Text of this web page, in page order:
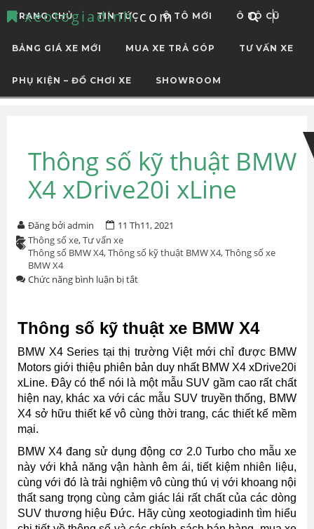
TRANG CHỦ TIN TỨC Ô TÔ MỚI Ô TÔ CŨ
BẢNG GIÁ XE MỚI MUA XE TRẢ GÓP TƯ VẤN XE
PHỤ KIỆN – ĐỒ CHƠI XE SHOWROOM
xeotogiadinh.com
Thông số kỹ thuật BMW
X4 xDrive20i xLine
Đăng bởi admin
11 Th11, 2021
Thông số xe,Tư vấn xe
Thông số BMW X4,Thông số kỹ thuật BMW X4,Thông số xe
BMW X4
Chức năng bình luận bị tắtở
thuật
BMW
X4
xDrive20i
xLine
Thông số kỹ thuật xe BMW X4
BMW X4 Series tại thị trường Việt mới chỉ được BMW
Motors giới thiệu phiên bản duy nhất BMW X4 xDrive20i
xLine. Đây có thể nói là một mẫu SUV gầm cao rất chất
hiện nay, khác xa với các mẫu SUV truyền thống, BMW
X4 sở hữu thiết kế vô cùng thời trang, các thiết kế mềm
mại.
BMW X4 đang sử dụng động cơ 2.0 Turbo cho mẫu xe
này với khả năng vận hành êm ái, tiết kiệm nhiên liệu,
cùng với đó là trải nghiệm vô cùng thú vị với khoang nội
thất sang trọng cùng cảm giác lái rất chất của các dòng
SUV thương hiệu Đức. Hãy cùng xeotogiadinh tìm hiểu